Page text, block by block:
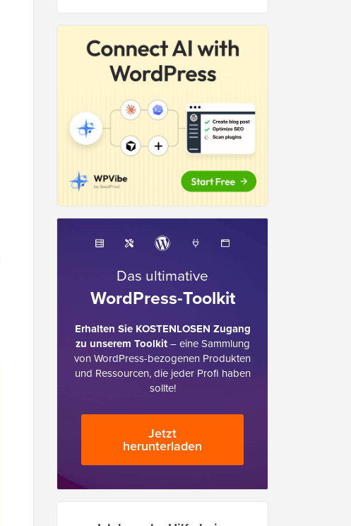
Das ultimative
WordPress-Toolkit
Erhalten Sie KOSTENLOSEN Zugang
zu unserem Toolkit– eine Sammlung
von WordPress-bezogenen Produkten
und Ressourcen, die jeder Profi haben
sollte!
Jetzt
herunterladen